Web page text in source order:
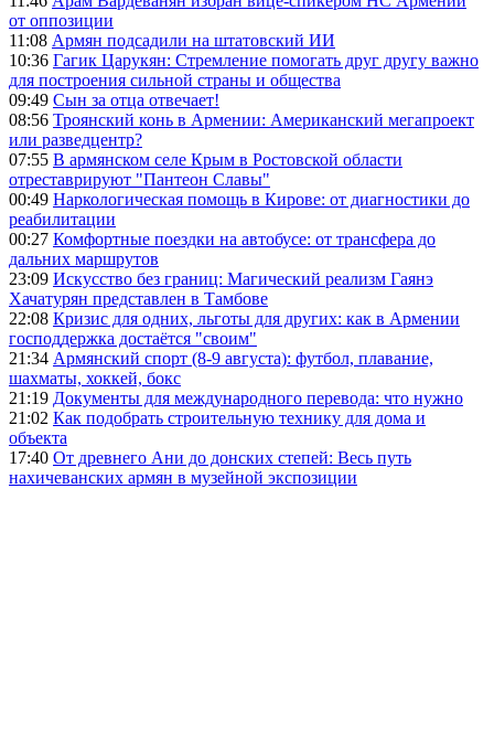
от оппозиции
11:08 Армян подсадили на штатовский ИИ
10:36 Гагик Царукян: Стремление помогать друг другу важно
для построения сильной страны и общества
09:49 Сын за отца отвечает!
08:56 Троянский конь в Армении: Американский мегапроект
или разведцентр?
07:55 В армянском селе Крым в Ростовской области
отреставрируют "Пантеон Славы"
00:49 Наркологическая помощь в Кирове: от диагностики до
реабилитации
00:27 Комфортные поездки на автобусе: от трансфера до
дальних маршрутов
23:09 Искусство без границ: Магический реализм Гаянэ
Хачатурян представлен в Тамбове
22:08 Кризис для одних, льготы для других: как в Армении
господдержка достаётся "своим"
21:34 Армянский спорт (8-9 августа): футбол, плавание,
шахматы, хоккей, бокс
21:19 Документы для международного перевода: что нужно
21:02 Как подобрать строительную технику для дома и
объекта
17:40 От древнего Ани до донских степей: Весь путь
нахичеванских армян в музейной экспозиции